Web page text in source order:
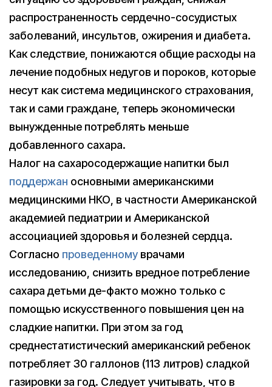
распространенность сердечно-сосудистых
заболеваний, инсультов, ожирения и диабета.
Как следствие, понижаются общие расходы на
лечение подобных недугов и пороков, которые
несут как система медицинского страхования,
так и сами граждане, теперь экономически
вынужденные потреблять меньше
добавленного сахара.
Налог на сахаросодержащие напитки был
поддержан основными американскими
медицинскими НКО, в частности Американской
академией педиатрии и Американской
ассоциацией здоровья и болезней сердца.
Согласно проведенному врачами
исследованию, снизить вредное потребление
сахара детьми де-факто можно только с
помощью искусственного повышения цен на
сладкие напитки. При этом за год
среднестатистический американский ребенок
потребляет 30 галлонов (113 литров) сладкой
газировки за год. Следует учитывать, что в